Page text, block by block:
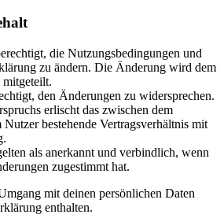
die Nutzungsbedingungen und
zu ändern. Die Änderung wird dem
den Änderungen zu widersprechen.
erlischt das zwischen dem
bestehende Vertragsverhältnis mit
als anerkannt und verbindlich, wenn
zugestimmt hat.
mit deinen persönlichen Daten
enthalten.